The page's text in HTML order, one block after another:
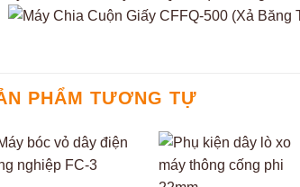
PHẨM TƯƠNG TỰ